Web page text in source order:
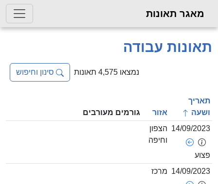
תאונות
עבודה
סינון וחיפוש
אזור
גורמים מעורבים
14/09/ הצפון
וחיפה
14/09/ מרכז